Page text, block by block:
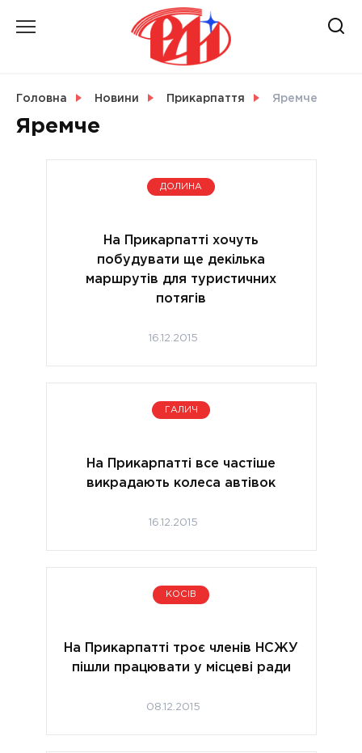
СВІТ
Головна Новини Прикарпаття Яремче
Яремче
ДОЛИНА
На Прикарпатті хочуть
побудувати ще декілька
маршрутів для туристичних
потягів
16.12.2015
ГАЛИЧ
На Прикарпатті все частіше
викрадають колеса автівок
16.12.2015
КОСІВ
На Прикарпатті троє членів НСЖУ
пішли працювати у місцеві ради
08.12.2015